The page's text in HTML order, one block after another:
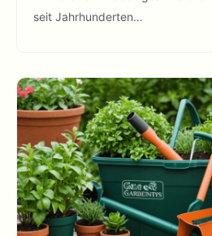
seit Jahrhunderten…